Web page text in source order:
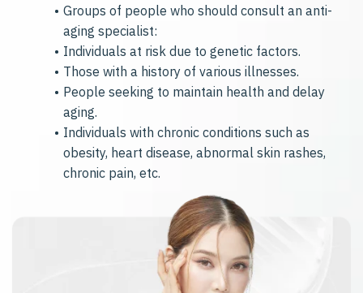
Groups of people who should consult an anti-
aging specialist:
Individuals at risk due to genetic factors.
Those with a history of various illnesses.
People seeking to maintain health and delay
aging.
Individuals with chronic conditions such as
obesity, heart disease, abnormal skin rashes,
chronic pain, etc.